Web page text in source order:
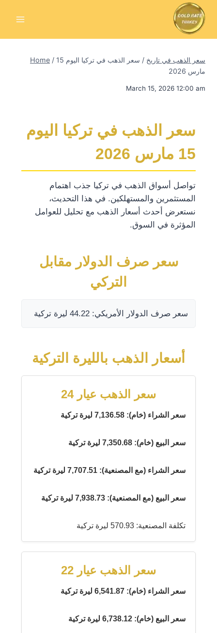
Home / سعر الذهب في تاريخ /
سعر الذهب في تركيا اليوم 15
مارس 2026
March 15, 2026 12:00 am
سعر الذهب في تركيا اليوم
15 مارس 2026
تواصل أسواق الذهب في تركيا جذب اهتمام
المستثمرين والمستهلكين. في هذا التحديث،
نستعرض أحدث أسعار الذهب مع تحليل للعوامل
المؤثرة في السوق.
سعر صرف الدولار مقابل
التركي
سعر صرف الدولار الأمريكي: 44.22 ليرة تركية
أسعار الذهب بالليرة التركية
سعر الذهب عيار 24
سعر الشراء (خام): 7,136.58 ليرة تركية
سعر البيع (خام): 7,350.68 ليرة تركية
سعر الشراء (مع المصنعية): 7,707.51 ليرة تركية
سعر البيع (مع المصنعية): 7,938.73 ليرة تركية
تكلفة المصنعية: 570.93 ليرة تركية
سعر الذهب عيار 22
سعر الشراء (خام): 6,541.87 ليرة تركية
سعر البيع (خام): 6,738.12 ليرة تركية